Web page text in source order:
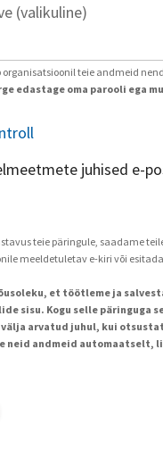
(valikuline)
teie andmeid
edastage oma parooli ega
juhised e-
teie päringule, saadame
meeldetuletav e-kiri või
et töötleme ja
sisu. Kogu selle
välja arvatud juhul, kui
neid andmeid automaatselt,